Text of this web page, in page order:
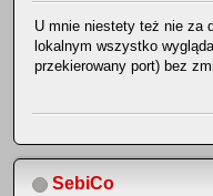
U mnie niestety też nie za
lokalnym wszystko
przekierowany port) bez
SebiCo